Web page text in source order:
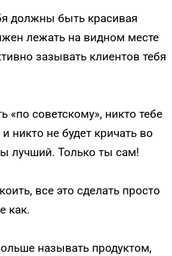
должны быть красивая
лежать на видном месте
зазывать клиентов тебя
«по советскому», никто тебе
никто не будет кричать во
лучший. Только ты сам!
все это сделать просто
как.
называть продуктом,